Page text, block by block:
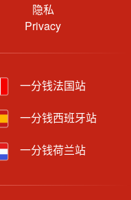
隐私
Privacy
一分钱法国站
一分钱西班牙站
一分钱荷兰站